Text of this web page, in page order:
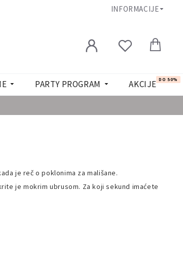
INFORMACIJE
PARTY PROGRAM AKCIJE DO 50%
je reč o poklonima za mališane.
je mokrim ubrusom. Za koji sekund imaćete